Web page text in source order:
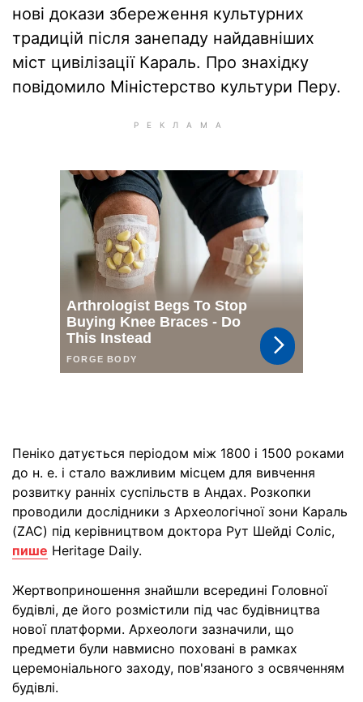
нові докази збереження культурних
традицій після занепаду найдавніших
міст цивілізації Караль. Про знахідку
повідомило Міністерство культури Перу.
Пеніко датується періодом між 1800 і 1500 роками
до н. е. і стало важливим місцем для вивчення
розвитку ранніх суспільств в Андах. Розкопки
проводили дослідники з Археологічної зони Караль
(ZAC) під керівництвом доктора Рут Шейді Соліс,
пише Heritage Daily.
Жертвоприношення знайшли всередині Головної
будівлі, де його розмістили під час будівництва
нової платформи. Археологи зазначили, що
предмети були навмисно поховані в рамках
церемоніального заходу, пов'язаного з освяченням
будівлі.